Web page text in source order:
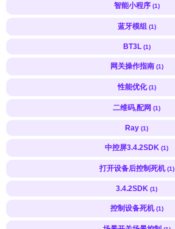
智能小程序 (1)
蓝牙模组 (1)
BT3L (1)
网关操作指南 (1)
性能优化 (1)
二维码,配网 (1)
Ray (1)
中控屏3.4.2SDK (1)
打开设备后控制死机 (1)
3.4.2SDK (1)
控制设备死机 (1)